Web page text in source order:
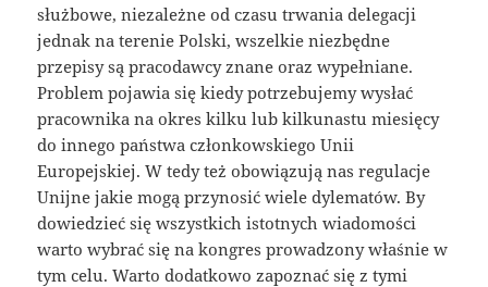
służbowe, niezależne od czasu trwania delegacji
jednak na terenie Polski, wszelkie niezbędne
przepisy są pracodawcy znane oraz wypełniane.
Problem pojawia się kiedy potrzebujemy wysłać
pracownika na okres kilku lub kilkunastu miesięcy
do innego państwa członkowskiego Unii
Europejskiej. W tedy też obowiązują nas regulacje
Unijne jakie mogą przynosić wiele dylematów. By
dowiedzieć się wszystkich istotnych wiadomości
warto wybrać się na kongres prowadzony właśnie w
tym celu. Warto dodatkowo zapoznać się z tymi